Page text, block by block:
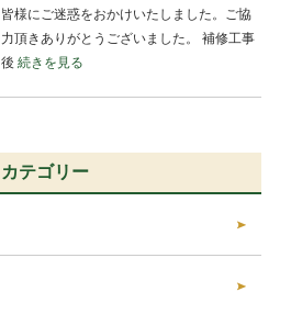
皆様にご迷惑をおかけいたしました。ご協
力頂きありがとうございました。 補修工事
後 続きを見る
カテゴリー